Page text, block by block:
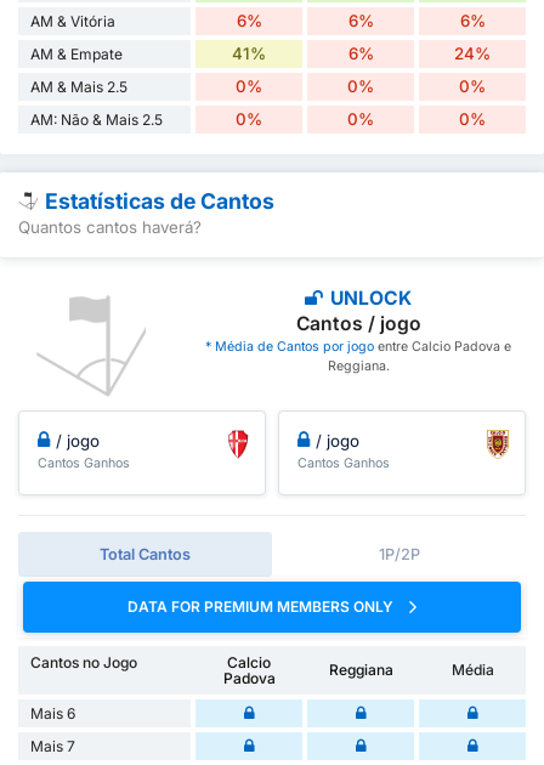
AM & Vitória 6% 6% 6%
AM & Empate 41% 6% 24%
AM & Mais 2.5 0% 0% 0%
AM: Não & Mais 2.5 0% 0% 0%
Estatísticas de Cantos
Quantos cantos haverá?
UNLOCK
Cantos / jogo
* Média de Cantos por jogo entre Calcio Padova e
Reggiana.
/ jogo
Cantos Ganhos
/ jogo
Cantos Ganhos
Total Cantos 1P/2P
DATA FOR PREMIUM MEMBERS ONLY
Cantos no Jogo
Calcio
Padova
Reggiana Média
Mais 6
Mais 7